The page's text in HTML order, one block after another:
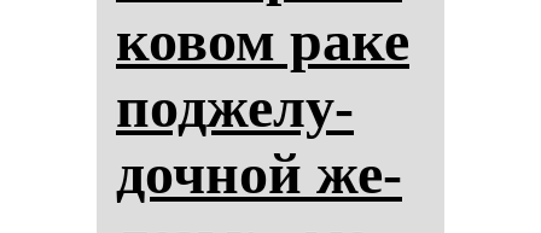
ко­вом ра­ке
под­же­лу­
доч­ной же­